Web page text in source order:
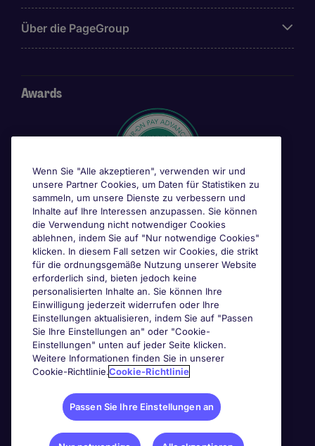
Über die PageGroup
Awards
Wenn Sie "Alle akzeptieren", verwenden wir und
unsere Partner Cookies, um Daten für Statistiken zu
sammeln, um unsere Dienste zu verbessern und
Inhalte auf Ihre Interessen anzupassen. Sie können
die Verwendung nicht notwendiger Cookies
ablehnen, indem Sie auf "Nur notwendige Cookies"
klicken. In diesem Fall setzen wir Cookies, die strikt
für die ordnungsgemäße Nutzung unserer Website
erforderlich sind, bieten jedoch keine
personalisierten Inhalte an. Sie können Ihre
Einwilligung jederzeit widerrufen oder Ihre
Einstellungen aktualisieren, indem Sie auf "Passen
Sie Ihre Einstellungen an" oder "Cookie-
Einstellungen" unten auf jeder Seite klicken.
Weitere Informationen finden Sie in unserer
Cookie-Richtlinie.Cookie-Richtlinie
Passen Sie Ihre Einstellungen an